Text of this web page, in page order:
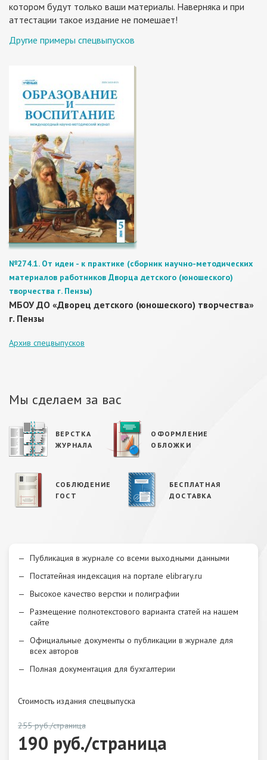
котором будут только ваши материалы. Наверняка и при
аттестации такое издание не помешает!
Другие примеры спецвыпусков
№274.1. От идеи - к практике (сборник научно-методических
материалов работников Дворца детского (юношеского)
творчества г. Пензы)
МБОУ ДО «Дворец детского (юношеского) творчества»
г. Пензы
Архив спецвыпусков
Мы сделаем за вас
ВЕРСТКА
ЖУРНАЛА
ОФОРМЛЕНИЕ
ОБЛОЖКИ
СОБЛЮДЕНИЕ
ГОСТ
БЕСПЛАТНАЯ
ДОСТАВКА
Публикация в журнале со всеми выходными данными
Постатейная индексация на портале elibrary.ru
Высокое качество верстки и полиграфии
Размещение полнотекстового варианта статей на нашем
сайте
Официальные документы о публикации в журнале для
всех авторов
Полная документация для бухгалтерии
Стоимость издания спецвыпуска
255 руб./страница
190 руб./страница